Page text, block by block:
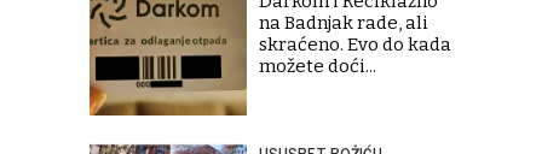
na Badnjak rade, ali
skraćeno. Evo do kada
možete doći...